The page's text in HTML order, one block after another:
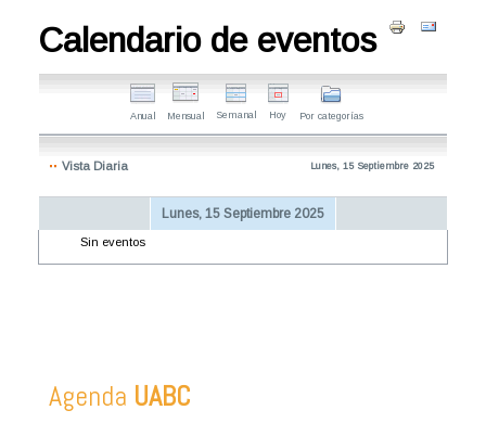
Calendario de eventos
Anual Mensual Semanal Hoy Por categorías
Vista Diaria Lunes, 15 Septiembre 2025
Lunes, 15 Septiembre 2025
Sin eventos
Agenda UABC